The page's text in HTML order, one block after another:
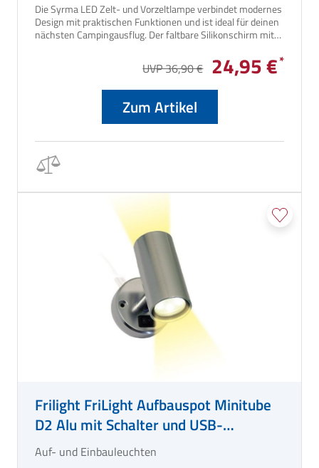
Die Syrma LED Zelt- und Vorzeltlampe verbindet modernes
Design mit praktischen Funktionen und ist ideal für deinen
nächsten Campingausflug. Der faltbare Silikonschirm mit
besonders platzsparend und leicht zu transportieren. Dank
der modernen LED-Dimmer-Technik können Sie die
für ein angenehmes Ambiente oder eine helle Beleuchtung.
UVP 36,90 € 24,95 €
Zum Artikel
Frilight FriLight Aufbauspot Minitube
D2 Alu mit Schalter und USB-
Anschluss
Auf- und Einbauleuchten